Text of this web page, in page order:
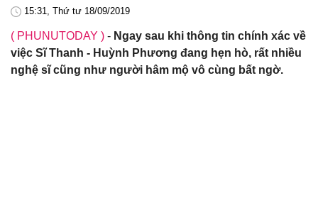
15:31, Thứ tư 18/09/2019
( PHUNUTODAY ) - Ngay sau khi thông tin chính xác về
việc Sĩ Thanh - Huỳnh Phương đang hẹn hò, rất nhiều
nghệ sĩ cũng như người hâm mộ vô cùng bất ngờ.